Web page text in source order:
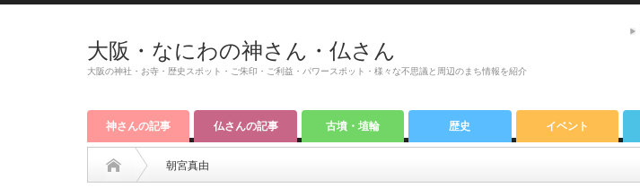
大阪・なにわの神さん・仏さん
大阪の神社・お寺・歴史スポット・ご朱印・ご利益・パワースポット・様々な不思議と周辺のまち情報を紹介
神さんの記事 仏さんの記事 古墳・埴輪 歴史 イベント
朝宮真由